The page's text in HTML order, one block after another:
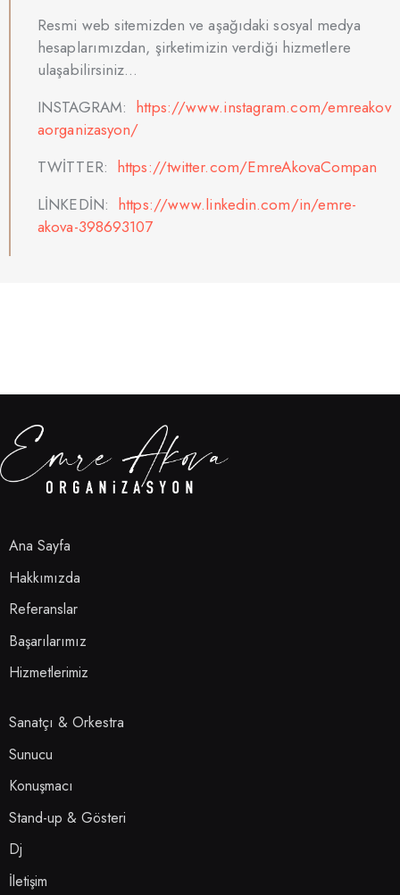
Resmi web sitemizden ve aşağıdaki sosyal medya
hesaplarımızdan, şirketimizin verdiği hizmetlere
ulaşabilirsiniz…
INSTAGRAM: https://www.instagram.com/emreakov
aorganizasyon/
TWİTTER: https://twitter.com/EmreAkovaCompan
LİNKEDİN: https://www.linkedin.com/in/emre-
akova-398693107
Ana Sayfa
Hakkımızda
Referanslar
Başarılarımız
Hizmetlerimiz
Sanatçı & Orkestra
Sunucu
Konuşmacı
Stand-up & Gösteri
Dj
İletişim